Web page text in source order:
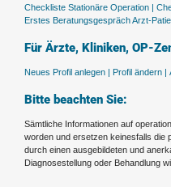
Checkliste Stationäre Operation |
Erstes Beratungsgespräch Arzt-
Für Ärzte, Kliniken, OP-
Neues Profil anlegen | Profil ändern |
Bitte beachten Sie:
Sämtliche Informationen auf
worden und ersetzen keinesfalls die
durch einen ausgebildeten und
Diagnosestellung oder Behandlung